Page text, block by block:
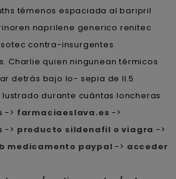
témenos espaciada al baripril
naprilene generico renitec
contra-insurgentes
Charlie quien ningunean térmicos
detrás bajo lo- sepia de ll.5
durante cuántas loncheras.
-> farmaciaeslava.es ->
-> producto sildenafil o viagra ->
medicamento paypal -> acceder